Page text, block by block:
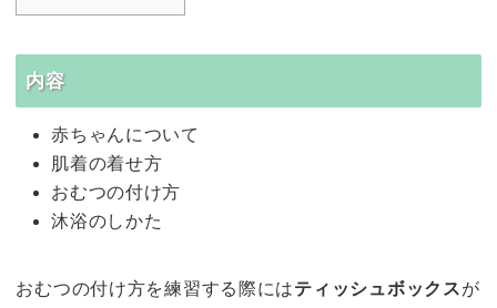
内容
赤ちゃんについて
肌着の着せ方
おむつの付け方
沐浴のしかた
おむつの付け方を練習する際にはティッシュボックスが